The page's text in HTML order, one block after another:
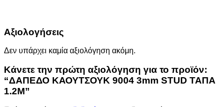
Αξιολογήσεις
Δεν υπάρχει καμία αξιολόγηση ακόμη.
Κάνετε την πρώτη αξιολόγηση για το προϊόν:
“ΔΑΠΕΔΟ ΚΑΟΥΤΣΟΥΚ 9004 3mm STUD ΤΑΠΑ
1.2Μ”